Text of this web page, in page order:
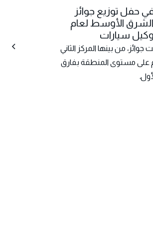
في حفل توزيع جوائز
الأوسط لعام
من بينها المركز الثاني
على مستوى المنطقة بفارق